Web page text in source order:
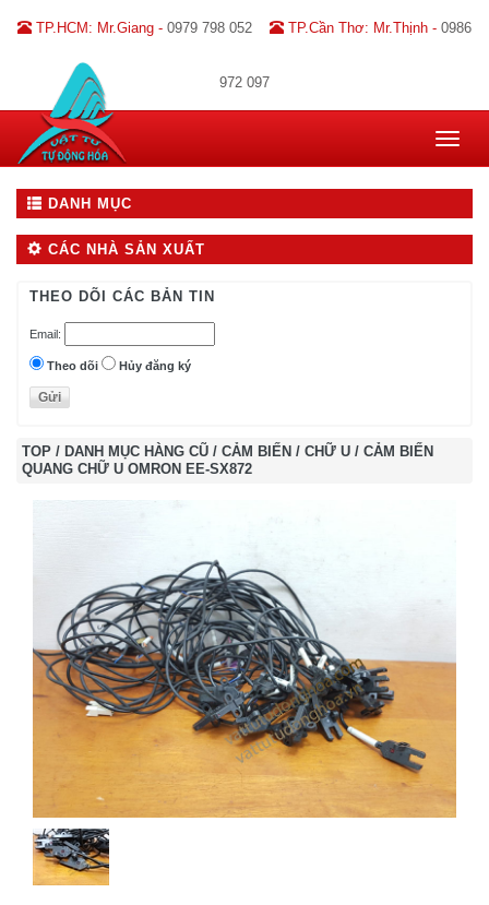
TP.HCM: Mr.Giang - 0979 798 052 TP.Cần Thơ: Mr.Thịnh - 0986
972 097
Toggle
DANH MỤC
CÁC NHÀ SẢN XUẤT
THEO DÕI CÁC BẢN TIN
Email:
Theo dõi Hủy đăng ký
TOP / DANH MỤC HÀNG CŨ / CẢM BIẾN / CHỮ U / CẢM BIẾN
QUANG CHỮ U OMRON EE-SX872